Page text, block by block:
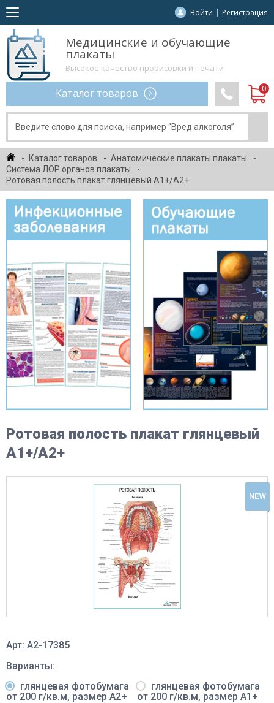
Войти Регистрация
Медицинские и обучающие
плакаты
Высокое качество прорисовки и печати
Каталог товаров
Каталог товаров
Анатомические плакаты плакаты
Система ЛОР органов плакаты
Ротовая полость плакат глянцевый А1+/А2+
Ротовая полость плакат глянцевый
А1+/А2+
NEW
Арт: A2-17385
Варианты:
глянцевая фотобумага
от 200 г/кв.м, размер A2+
глянцевая фотобумага
от 200 г/кв.м, размер A1+